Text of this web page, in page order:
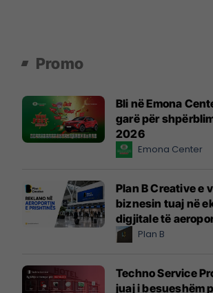
Promo
Bli në Emona
garë për
2026
Emona Center
Plan B Creative e
biznesin tuaj në
digjitale të
Plan B
Techno Service
juaj i besueshëm